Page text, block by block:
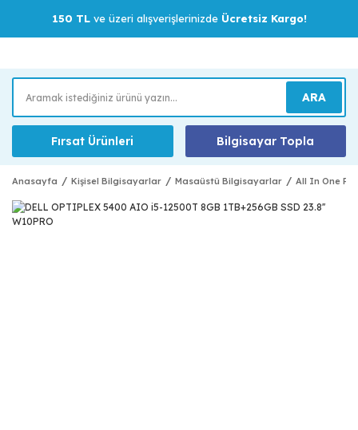
150 TLve üzeri alışverişlerinizde Ücretsiz Kargo!
ARA
Fırsat Ürünleri Bilgisayar Topla
Anasayfa Kişisel Bilgisayarlar Masaüstü Bilgisayarlar All In One Pc